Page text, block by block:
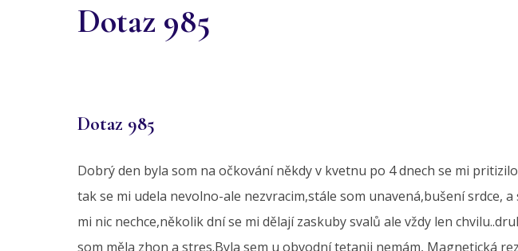
Dotaz 985
Dotaz 985
Dobrý den byla som na očkování někdy v kvetnu po 4 dnech se mi
tak se mi udela nevolno-ale nezvracim,stále som unavená,bušení srdce,
mi nic nechce,několik dní se mi dělají zaskuby svalů ale vždy len
som měla zhon a stres.Byla sem u obvodní tetanii nemám, Magnetická